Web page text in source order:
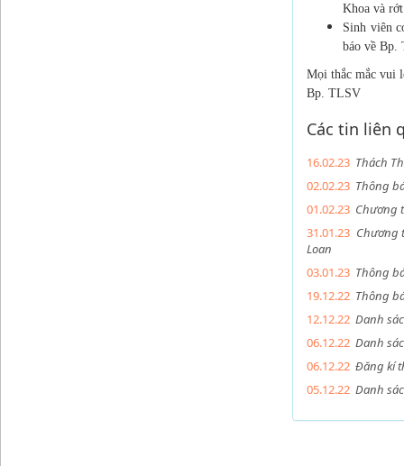
Khoa và
Sinh viên
báo về Bp.
Mọi thắc mắc vui
Bp. TLSV
Các tin liên
16.02.23 Thách
02.02.23 Thông
01.02.23 Chương
31.01.23 Chương
Loan
03.01.23 Thông
19.12.22 Thông
12.12.22 Danh
06.12.22 Danh
06.12.22 Đăng kí
05.12.22 Danh